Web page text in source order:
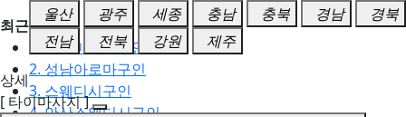
최근검색어
1. 일산마사지구인
2. 성남아로마구인
3. 스웨디시구인
4. 안산스웨디시구인
울산
광주 세종 충남 충북 경남
경북
전남
전북 강원
제주
상세
[ 타이마사지 ]